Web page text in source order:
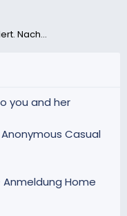
Nach...
you and her
Casual
Anmeldung Home